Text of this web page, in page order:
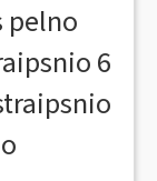
pelno
6